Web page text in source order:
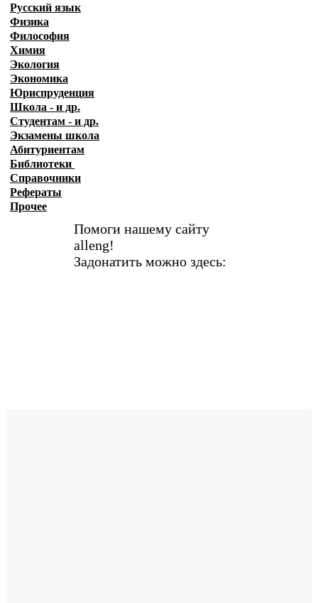
Русский язык
Физика
Философия
Химия
Экология
Экономика
Юриспруденция
Школа - и др.
Студентам - и др.
Экзамены школа
Абитуриентам
Библиотеки
Справочники
Рефераты
Прочее
Помоги нашему сайту
alleng!
Задонатить можно здесь: